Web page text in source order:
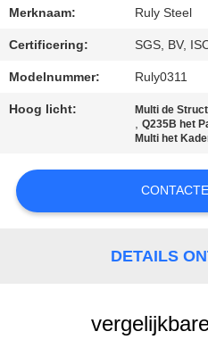
CONTACTEER
ONS
Merknaam: Ruly Steel
Certificering: SGS, BV,
Modelnummer: Ruly0311
Hoog licht: Multi de
,Q235B het
Multi het
DETAILS